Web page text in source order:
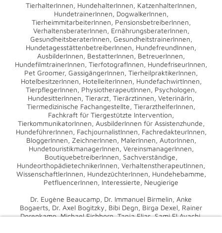
TierhalterInnen, HundehalterInnen, KatzenhalterInnen,
HundetrainerInnen, DogwalkerInnen,
TierheimmitarbeiterInnen, PensionsbetreiberInnen,
VerhaltensberaterInnen, ErnährungsberaterInnen,
GesundheitsberaterInnen, GesundheitstrainerInnen,
HundetagesstättenbetreiberInnen, HundefreundInnen,
AusbilderInnen, BestatterInnen, BetreuerInnen,
HundefilmtrainerInnen, TierfotografInnen, HundefriseurInnen,
Pet Groomer, GassigängerInnen, TierheilpraktikerInnen,
HotelbesitzerInnen, HotelleiterInnen, HundefachwirtInnen,
TierpflegerInnen, PhysiotherapeutInnen, Psychologen,
HundesitterInnen, Tierarzt, Tierärztinnen, VeterinärIn,
Tiermedizinische Fachangestellte, TierarzthelferInnen,
Fachkraft für Tiergestützte Intervention,
TierkommunikatorInnen, AusbilderInnen für Assistenzhunde,
HundeführerInnen, FachjournalistInnen, FachredakteurInnen,
BloggerInnen, ZeichnerInnen, MalerInnen, AutorInnen,
HundetouristikmanagerInnen, VereinsmanagerInnen,
BoutiquebetreiberInnen, Sachverständige,
HundeorthopädietechnikerInnen, VerhaltenstherapeutInnen,
WissenschaftlerInnen, HundezüchterInnen, Hundehebamme,
PetfluencerInnen, Interessierte, Neugierige
Dr. Eugène Beaucamp, Dr. Immanuel Birmelin, Anke
Bogaerts, Dr. Axel Bogitzky, Bibi Degn, Birga Dexel, Rainer
Dorenkamp, Michael Eichhorn, Tanja Elias, Sami El Ayachi,